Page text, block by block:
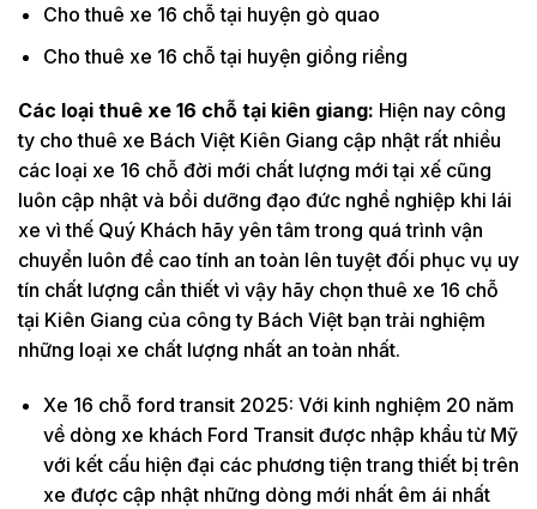
Cho thuê xe 16 chỗ tại huyện gò quao
Cho thuê xe 16 chỗ tại huyện giồng riềng
Các loại thuê xe 16 chỗ tại kiên giang: Hiện nay công
ty cho thuê xe Bách Việt Kiên Giang cập nhật rất nhiều
các loại xe 16 chỗ đời mới chất lượng mới tại xế cũng
luôn cập nhật và bồi dưỡng đạo đức nghề nghiệp khi lái
xe vì thế Quý Khách hãy yên tâm trong quá trình vận
chuyển luôn đề cao tính an toàn lên tuyệt đối phục vụ uy
tín chất lượng cần thiết vì vậy hãy chọn thuê xe 16 chỗ
tại Kiên Giang của công ty Bách Việt bạn trải nghiệm
những loại xe chất lượng nhất an toàn nhất.
Xe 16 chỗ ford transit 2025: Với kinh nghiệm 20 năm
về dòng xe khách Ford Transit được nhập khẩu từ Mỹ
với kết cấu hiện đại các phương tiện trang thiết bị trên
xe được cập nhật những dòng mới nhất êm ái nhất